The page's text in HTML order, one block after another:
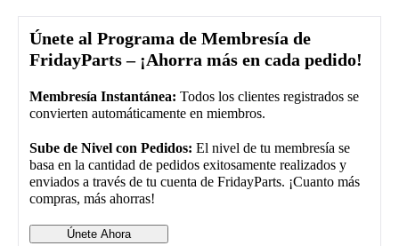
Únete al Programa de Membresía de
FridayParts – ¡Ahorra más en cada pedido!
Membresía Instantánea: Todos los clientes registrados se
convierten automáticamente en miembros.
Sube de Nivel con Pedidos: El nivel de tu membresía se
basa en la cantidad de pedidos exitosamente realizados y
enviados a través de tu cuenta de FridayParts. ¡Cuanto más
compras, más ahorras!
Únete Ahora